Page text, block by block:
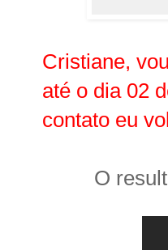
Cristiane,
até o dia 02
contato eu
O